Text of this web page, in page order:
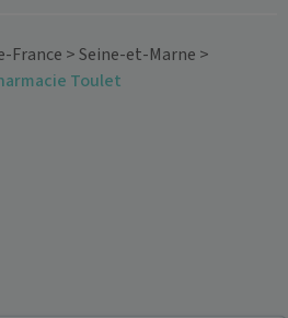
France >Seine-et-Marne >
Toulet